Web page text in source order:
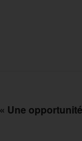
Une opportunité